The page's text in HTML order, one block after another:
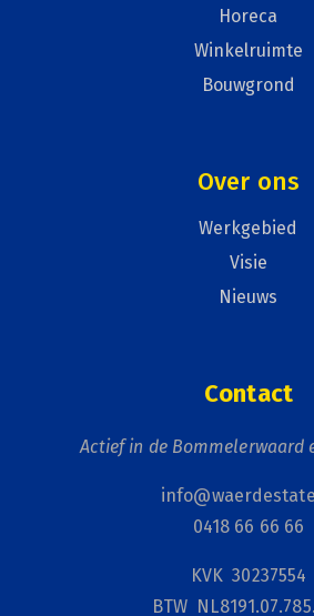
Horeca
Winkelruimte
Bouwgrond
Over ons
Werkgebied
Visie
Nieuws
Contact
Actief in de Bommelerwaard
0418 66 66 66
KVK 30237554
BTW